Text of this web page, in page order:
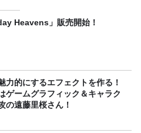
Heavens」販売開始！
力的にするエフェクトを作る！
ゲームグラフィック＆キャラク
の遠藤里桜さん！